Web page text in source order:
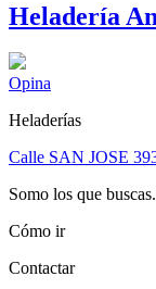
Heladería
Opina
Heladerías
Calle SAN JOSE
Somo los que buscas.
Cómo ir
Contactar